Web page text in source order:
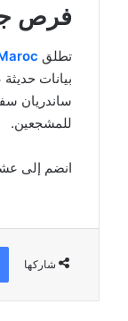
فرص
تطلق
بيانات
للمشجعين.
انضم إلى
شاركها